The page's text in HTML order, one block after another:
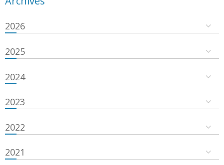
2026
2025
2024
2023
2022
2021